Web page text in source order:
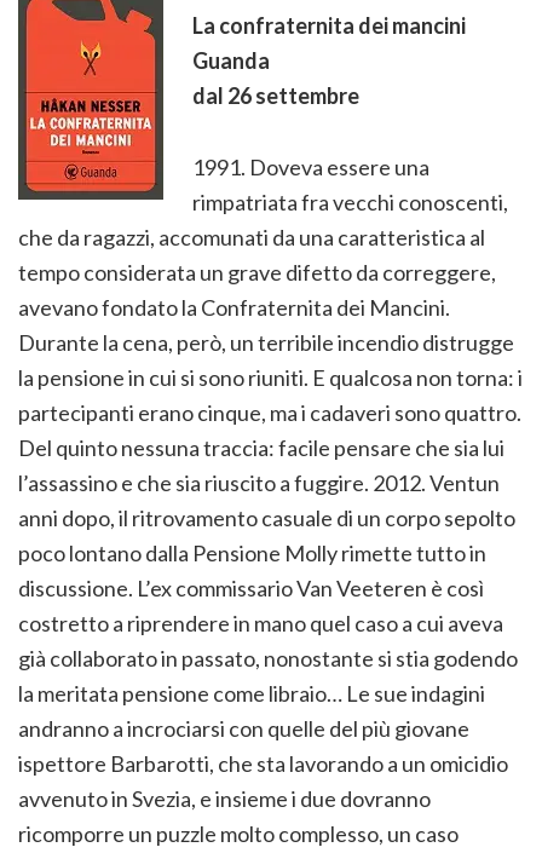
La confraternita dei mancini
Guanda
dal 26 settembre
1991. Doveva essere una
rimpatriata fra vecchi conoscenti,
che da ragazzi, accomunati da una caratteristica al
tempo considerata un grave difetto da correggere,
avevano fondato la Confraternita dei Mancini.
Durante la cena, però, un terribile incendio distrugge
la pensione in cui si sono riuniti. E qualcosa non torna: i
partecipanti erano cinque, ma i cadaveri sono quattro.
Del quinto nessuna traccia: facile pensare che sia lui
l’assassino e che sia riuscito a fuggire. 2012. Ventun
anni dopo, il ritrovamento casuale di un corpo sepolto
poco lontano dalla Pensione Molly rimette tutto in
discussione. L’ex commissario Van Veeteren è così
costretto a riprendere in mano quel caso a cui aveva
già collaborato in passato, nonostante si stia godendo
la meritata pensione come libraio… Le sue indagini
andranno a incrociarsi con quelle del più giovane
ispettore Barbarotti, che sta lavorando a un omicidio
avvenuto in Svezia, e insieme i due dovranno
ricomporre un puzzle molto complesso, un caso